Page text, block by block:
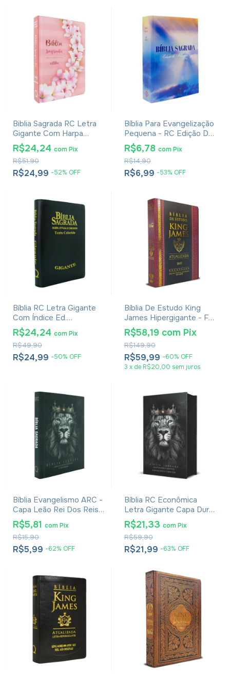
Biblia Sagrada RC Letra
Gigante Com Harpa
Avivada E Corinhos Capa
Dura Ramos Flores
R$24,99 -52% OFF
R$51,90
R$24,24 comPix
Bíblia Para Evangelização
Pequena - RC Edição De
Promessas
R$6,99 -53% OFF
R$14,90
R$6,78 com Pix
Bíblia RC Letra Gigante
Com Índice Ed.
Promessas - Palavras de
Jesus Em Vermelho -
Harpa E Corinhos - Capa
Zíper Preta
R$24,99 -50% OFF
R$49,90
R$24,24 comPix
Bíblia De Estudo King
James Hipergigante - Full
Color - Capa Dura
Tradicional
R$59,99 -60% OFF
R$149,90
R$58,19 com Pix
3 x de R$20,00 sem juros
Bíblia Evangelismo ARC -
Capa Leão Rei Dos Reis -
Edição De Bolso
R$5,99 -62% OFF
R$15,90
R$5,81 comPix
Bíblia RC Econômica
Letra Gigante Capa Dura
Com Harpa E Corinhos
Leão Rei dos Reis
R$21,99 -63% OFF
R$59,90
R$21,33 com Pix